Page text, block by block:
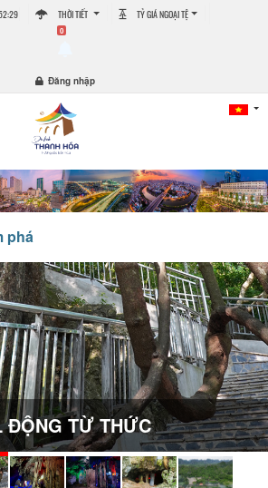
THỜI TIẾT TỶ GIÁ NGOẠI TỆ
0
Đăng nhập
phá
ĐỘNG TỪ THỨC